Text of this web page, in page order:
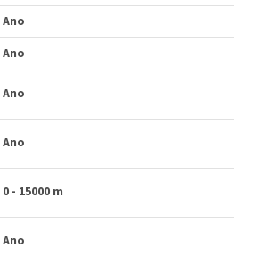
Ano
Ano
Ano
Ano
0 - 15000 m
Ano